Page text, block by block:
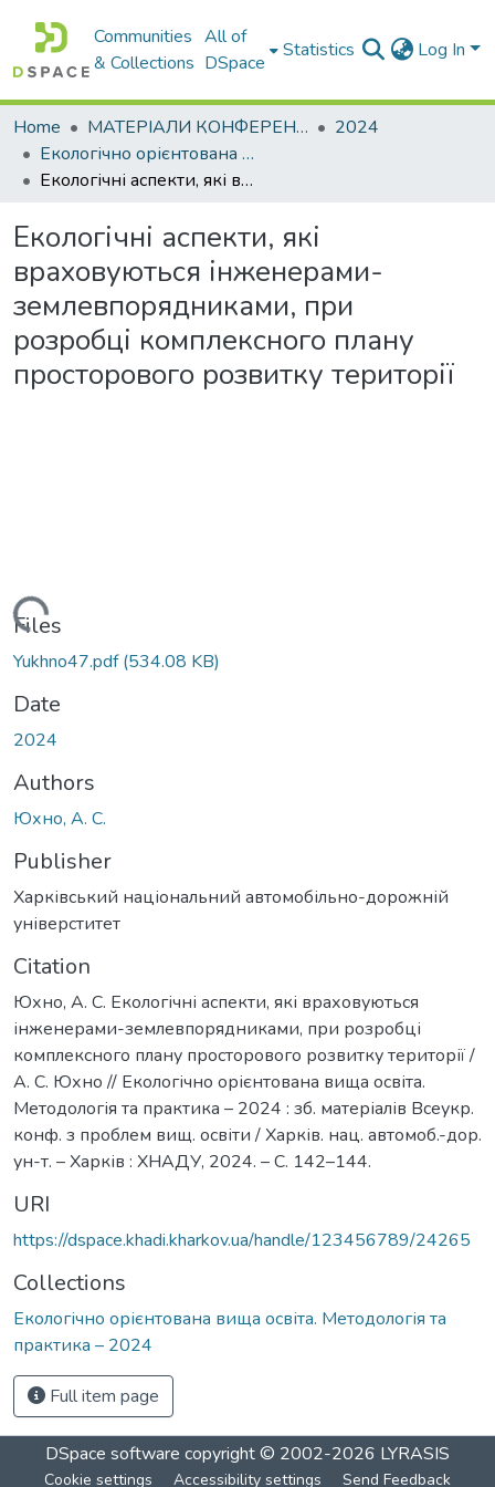
Communities
& Collections
All of
DSpace
Statistics Log In
Home МАТЕРІАЛИ КОНФЕРЕНЦІЙ
2024
Екологічно орієнтована вища освіта. Методологія та практика – 2024
Екологічні аспекти, які враховуються інженерами-землевпорядниками, при розробці комплексного плану просторового розвитку території
Екологічні аспекти, які
враховуються інженерами-
землевпорядниками, при
розробці комплексного плану
просторового розвитку території
Loading...
Files
Yukhno47.pdf(534.08 KB)
Date
2024
Authors
Юхно, А. С.
Publisher
Харківський національний автомобільно-дорожній
універститет
Citation
Юхно, А. С. Екологічні аспекти, які враховуються
інженерами-землевпорядниками, при розробці
комплексного плану просторового розвитку території /
А. С. Юхно // Екологічно орієнтована вища освіта.
Методологія та практика – 2024 : зб. матеріалів Всеукр.
конф. з проблем вищ. освіти / Харків. нац. автомоб.-дор.
ун-т. – Харків : ХНАДУ, 2024. – С. 142–144.
URI
https://dspace.khadi.kharkov.ua/handle/123456789/24265
Collections
Екологічно орієнтована вища освіта. Методологія та
практика – 2024
Full item page
DSpace software copyright © 2002-2026 LYRASIS
Cookie settings Accessibility settings Send Feedback